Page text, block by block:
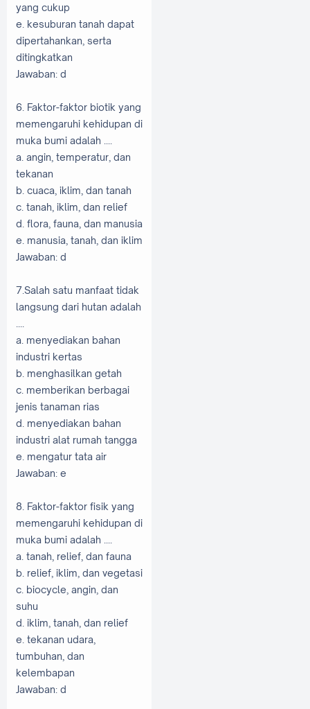
yang cukup
e. kesuburan tanah dapat
dipertahankan, serta
ditingkatkan
Jawaban: d
6. Faktor-faktor biotik yang
memengaruhi kehidupan di
muka bumi adalah ....
a. angin, temperatur, dan
tekanan
b. cuaca, iklim, dan tanah
c. tanah, iklim, dan relief
d. flora, fauna, dan manusia
e. manusia, tanah, dan iklim
Jawaban: d
7.Salah satu manfaat tidak
langsung dari hutan adalah
a. menyediakan bahan
industri kertas
b. menghasilkan getah
c. memberikan berbagai
jenis tanaman rias
d. menyediakan bahan
industri alat rumah tangga
e. mengatur tata air
Jawaban: e
8. Faktor-faktor fisik yang
memengaruhi kehidupan di
muka bumi adalah ....
a. tanah, relief, dan fauna
b. relief, iklim, dan vegetasi
c. biocycle, angin, dan
suhu
d. iklim, tanah, dan relief
e. tekanan udara,
tumbuhan, dan
kelembapan
Jawaban: d